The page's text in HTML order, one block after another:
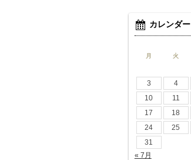
カレンダー
月 火
3
4
10
11
17
18
24
25
31
« 7月